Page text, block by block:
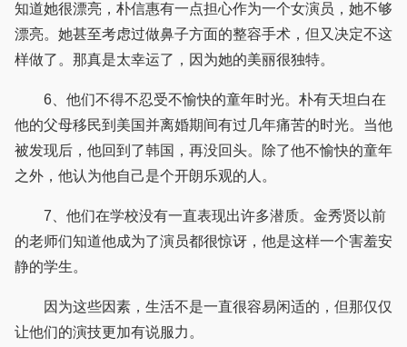
知道她很漂亮，朴信惠有一点担心作为一个女演员，她不够
漂亮。她甚至考虑过做鼻子方面的整容手术，但又决定不这
样做了。那真是太幸运了，因为她的美丽很独特。
6、他们不得不忍受不愉快的童年时光。朴有天坦白在
他的父母移民到美国并离婚期间有过几年痛苦的时光。当他
被发现后，他回到了韩国，再没回头。除了他不愉快的童年
之外，他认为他自己是个开朗乐观的人。
7、他们在学校没有一直表现出许多潜质。金秀贤以前
的老师们知道他成为了演员都很惊讶，他是这样一个害羞安
静的学生。
因为这些因素，生活不是一直很容易闲适的，但那仅仅
让他们的演技更加有说服力。